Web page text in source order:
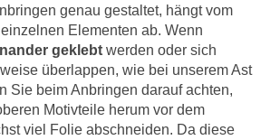
genau gestaltet, hängt vom
Elementen ab. Wenn
geklebt werden oder sich
überlappen, wie bei unserem Ast
Sie beim Anbringen darauf achten,
Motivteile herum vor dem
viel Folie abschneiden. Da diese